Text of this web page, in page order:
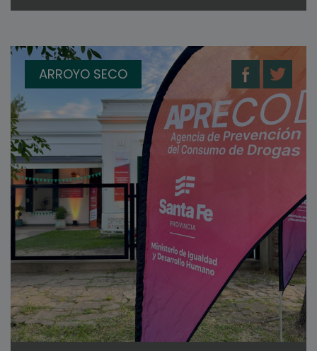
ARROYO SECO